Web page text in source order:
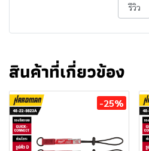
รีวิว
สินค้าที่เกี่ยวข้อง
-25%